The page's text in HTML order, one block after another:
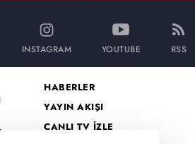
INSTAGRAM YOUTUBE RSS
HABERLER
YAYIN AKIŞI
CANLI TV İZLE